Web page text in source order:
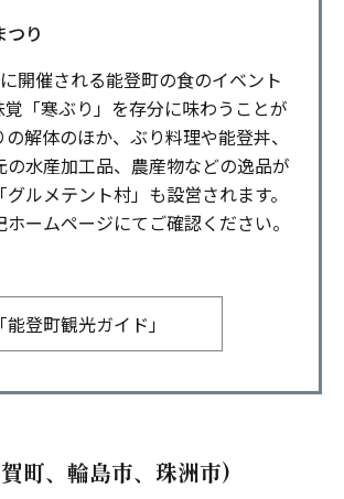
つり
開催される能登町の食のイベント
覚「寒ぶり」を存分に味わうことが
解体のほか、ぶり料理や能登丼、
の水産加工品、農産物などの逸品が
ルメテント村」も設営されます。
ームページにてご確認ください。
「能登町観光ガイド」
町、輪島市、珠洲市)